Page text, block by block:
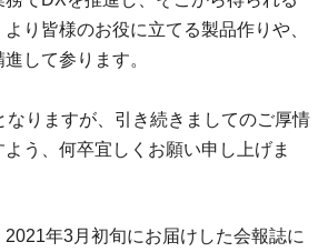
り皆様のお役に立てる製品作りや、
して参ります。
なりますが、引き続きましてのご厚情
う、何卒宜しくお願い申し上げま
年3月初旬にお届けした会報誌に